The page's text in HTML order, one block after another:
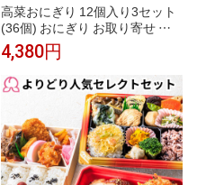
高菜おにぎり 12個入り3セット
(36個) おにぎり お取り寄せ 冷
凍 自然解凍 冷凍おむすび 冷凍
おにぎり おむすび 運動会 美味
しい 冷凍弁当 ご飯 間食 弁当用
単身赴任 冷凍食品 軽食 小さい
小腹 ひとくち 子供 夜食 手づく
り 部活 ハイキング 弁当 朝 ごは
ん 楽ちん 送料無料
4,380円